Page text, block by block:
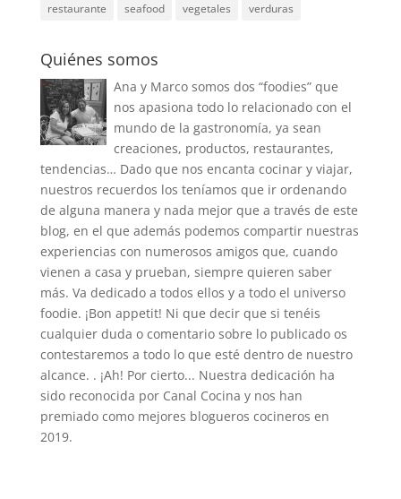
restaurante
seafood vegetales verduras
Quiénes somos
Ana y Marco somos dos “foodies” que
nos apasiona todo lo relacionado con el
mundo de la gastronomía, ya sean
creaciones, productos, restaurantes,
tendencias… Dado que nos encanta cocinar y viajar,
nuestros recuerdos los teníamos que ir ordenando
de alguna manera y nada mejor que a través de este
blog, en el que además podemos compartir nuestras
experiencias con numerosos amigos que, cuando
vienen a casa y prueban, siempre quieren saber
más. Va dedicado a todos ellos y a todo el universo
foodie. ¡Bon appetit! Ni que decir que si tenéis
cualquier duda o comentario sobre lo publicado os
contestaremos a todo lo que esté dentro de nuestro
alcance. . ¡Ah! Por cierto... Nuestra dedicación ha
sido reconocida por Canal Cocina y nos han
premiado como mejores blogueros cocineros en
2019.